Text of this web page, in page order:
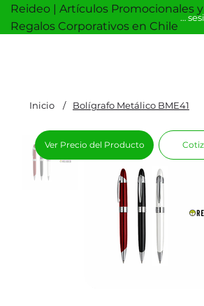
Reideo | Artículos Promocionales y
Regalos Corporativos en Chile
Iniciar
Inicio / Bolígrafo Metálico BME41
Ver Precio del Producto